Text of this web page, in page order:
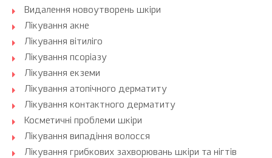
Видалення новоутворень шкіри
Лікування акне
Лікування вітиліго
Лікування псоріазу
Лікування екземи
Лікування атопічного дерматиту
Лікування контактного дерматиту
Косметичні проблеми шкіри
Лікування випадіння волосся
Лікування грибкових захворювань шкіри та нігтів